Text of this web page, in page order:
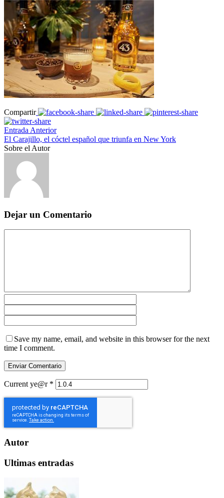
Compartir
Entrada Anterior
El Carajillo, el cóctel español que triunfa en New York
Sobre el Autor
Dejar un Comentario
Save my name, email, and website in this browser for the next
time I comment.
Current ye@r *
Autor
Ultimas entradas